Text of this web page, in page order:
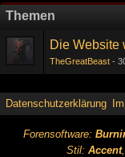
Themen
Die Website
TheGreatBeast
Datenschutzerklärung
Forensoftware:
Stil: Accent